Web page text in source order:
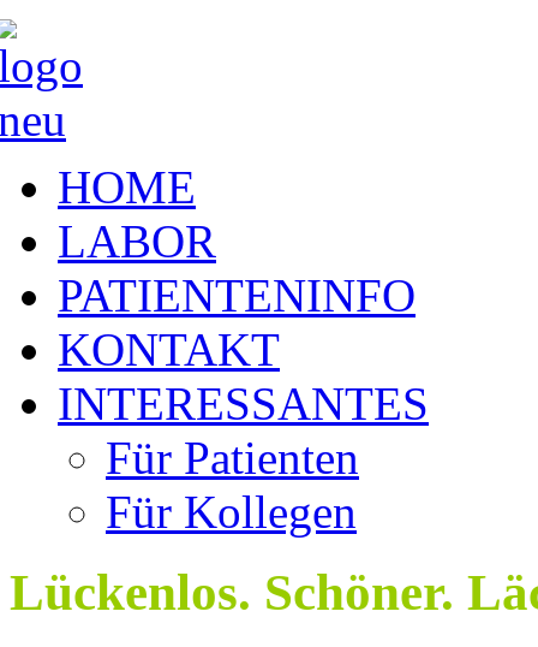
HOME
LABOR
PATIENTENINFO
KONTAKT
INTERESSANTES
Für Patienten
Für Kollegen
Lückenlos. Schöner.